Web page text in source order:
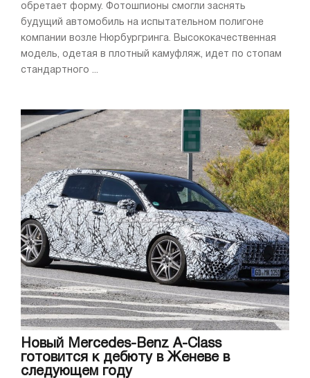
обретает форму. Фотошпионы смогли заснять
будущий автомобиль на испытательном полигоне
компании возле Нюрбургринга. Высококачественная
модель, одетая в плотный камуфляж, идет по стопам
стандартного ...
Новый Mercedes-Benz A-Class
готовится к дебюту в Женеве в
следующем году